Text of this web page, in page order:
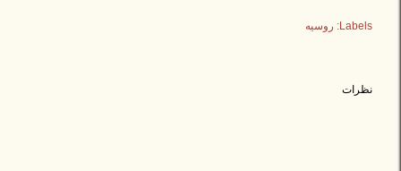
Labels: روسیه
نظرات